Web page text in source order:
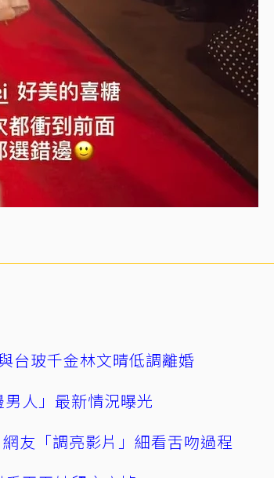
台玻千金林文晴低調離婚
人」最新情況曝光
友「調亮影片」細看舌吻過程